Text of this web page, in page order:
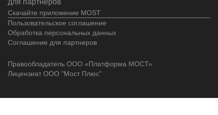
Скачайте приложение MOST
Пользовательское соглашение
Обработка персональных данных
Соглашение для партнеров
Правообладатель ООО «Платформа МОСТ»
Лицензиат ООО "Мост Плюс"